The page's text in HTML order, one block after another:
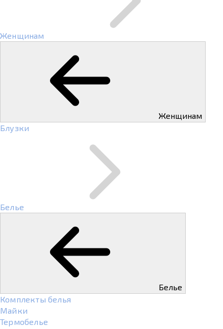
Женщинам
Женщинам
Блузки
Белье
Белье
Комплекты белья
Майки
Термобелье